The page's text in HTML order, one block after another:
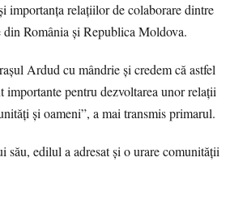
importanța relațiilor de colaborare dintre
România și Republica Moldova.
Ardud cu mândrie și credem că astfel
importante pentru dezvoltarea unor relații
și oameni”, a mai transmis primarul.
său, edilul a adresat și o urare comunității